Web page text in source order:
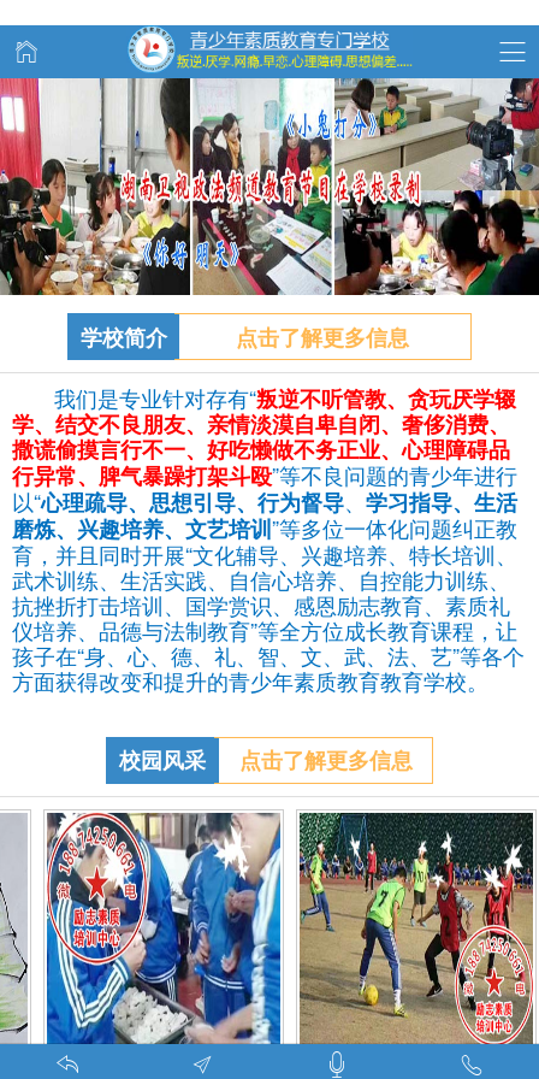
学校简介
点击了解更多信息
我们是专业针对存有“叛逆不听管教、 贪玩厌学辍
学、结交不良朋友、亲情淡漠自卑自闭、奢侈消费、
撒谎偷摸言行不一、好吃懒做不务正业、心理障碍品
行异常、脾气暴躁打架斗殴”等不良问题的青少年进行
以“心理疏导、思想引导、行为督导、 学习指导、生活
磨炼、兴趣培养、文艺培训”等多位一体化问题纠正教
育，并且同时开展“文化辅导、兴趣培养、特长培训、
武术训练、生活实践、自信心培养、自控能力训练、
抗挫折打击培训、国学赏识、感恩励志教育、素质礼
仪培养、品德与法制教育”等全方位成长教育课程，让
孩子在“身、心、德、礼、智、文、武、法、艺”等各个
方面获得改变和提升的青少年素质教育教育学校。
校园风采 点击了解更多信息